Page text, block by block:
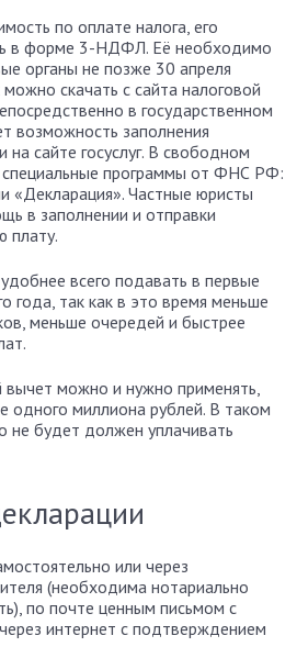
по оплате налога, его
в форме 3-НДФЛ. Её необходимо
органы не позже 30 апреля
скачать с сайта налоговой
в государственном
возможность заполнения
на сайте госуслуг. В свободном
специальные программы от ФНС РФ:
«Декларация». Частные юристы
в заполнении и отправки
плату.
всего подавать в первые
года, так как в это время меньше
меньше очередей и быстрее
вычет можно и нужно применять,
одного миллиона рублей. В таком
не будет должен уплачивать
или через
(необходима нотариально
по почте ценным письмом с
интернет с подтверждением